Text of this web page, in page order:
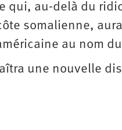
qui, au-delà du
somalienne,
au nom
une nouvelle